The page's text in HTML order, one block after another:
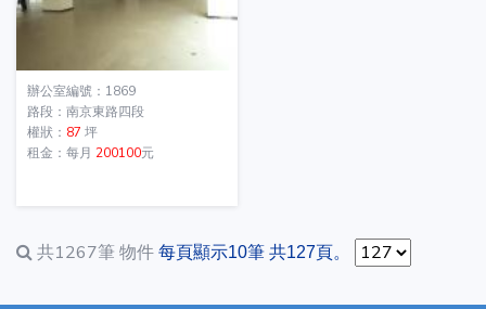
辦公室編號：1869
路段：南京東路四段
權狀： 87 坪
租金：每月 200100元
共1267筆 物件 每頁顯示10筆 共127頁。